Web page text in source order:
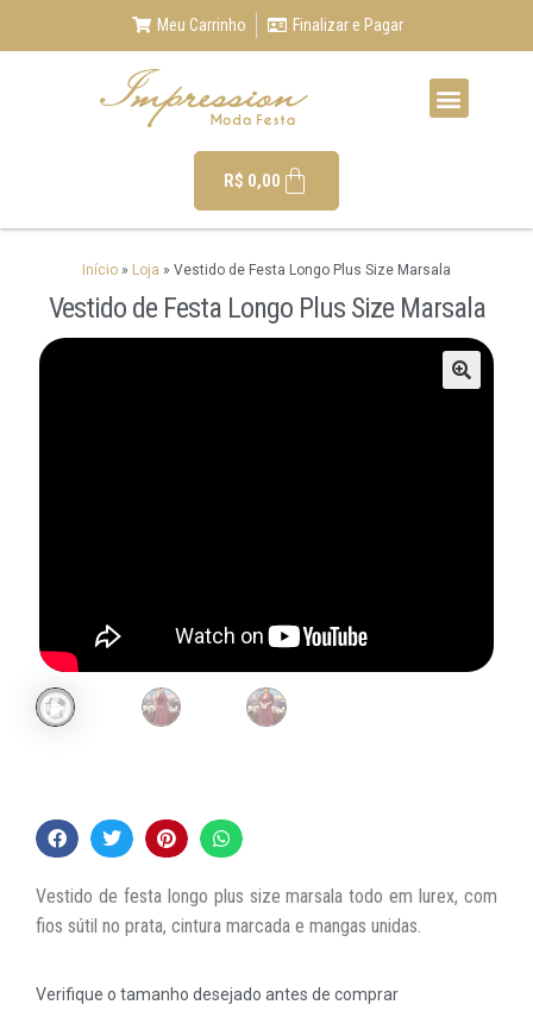
Meu Carrinho Finalizar e Pagar
R$ 0,00
Início » Loja » Vestido de Festa Longo Plus Size Marsala
Vestido de Festa Longo Plus Size Marsala
Vestido de festa longo plus size marsala todo em lurex, com
fios sútil no prata, cintura marcada e mangas unidas.
Verifique o tamanho desejado antes de comprar